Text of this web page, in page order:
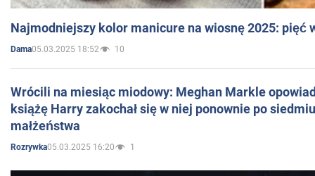
Najmodniejszy kolor manicure na wiosnę 2025: pięć
Dama05.03.2025 18:52 10
Wrócili na miesiąc miodowy: Meghan Markle
książę Harry zakochał się w niej ponownie po
małżeństwa
Rozrywka05.03.2025 16:20 1